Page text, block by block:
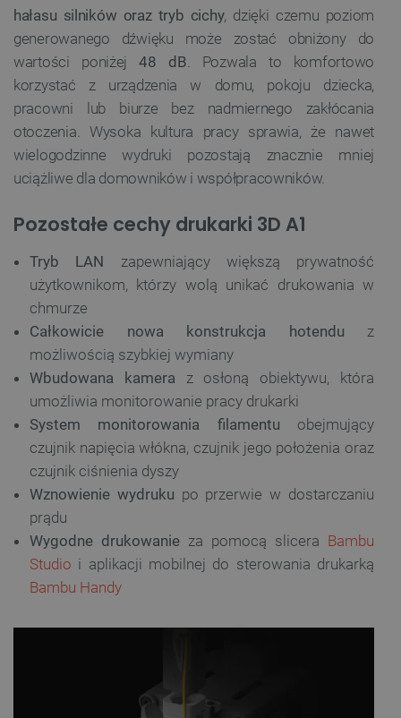
hałasu silników oraz tryb cichy, dzięki czemu poziom
generowanego dźwięku może zostać obniżony do
wartości poniżej48 dB . Pozwala to komfortowo
korzystać z urządzenia w domu, pokoju dziecka,
pracowni lub biurze bez nadmiernego zakłócania
otoczenia. Wysoka kultura pracy sprawia, że nawet
wielogodzinne wydruki pozostają znacznie mniej
uciążliwe dla domowników i współpracowników.
Pozostałe cechy drukarki 3D A1
Tryb LAN zapewniający większą prywatność
użytkownikom, którzy wolą unikać drukowania w
chmurze
Całkowicie nowa konstrukcja hotendu z
możliwością szybkiej wymiany
Wbudowana kamera z osłoną obiektywu, która
umożliwia monitorowanie pracy drukarki
System monitorowania filamentu obejmujący
czujnik napięcia włókna, czujnik jego położenia oraz
czujnik ciśnienia dyszy
Wznowienie wydruku po przerwie w dostarczaniu
prądu
Wygodne drukowanie za pomocą slicera Bambu
Studio i aplikacji mobilnej do sterowania drukarką
Bambu Handy